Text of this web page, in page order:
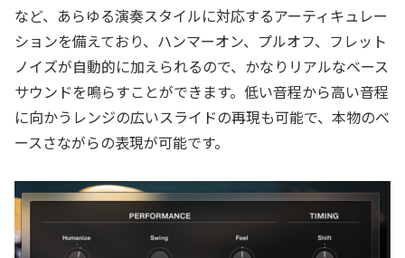
など、あらゆる演奏スタイルに対応するアーティキュレー
ションを備えており、ハンマーオン、プルオフ、フレット
ノイズが自動的に加えられるので、かなりリアルなベース
サウンドを鳴らすことができます。低い音程から高い音程
に向かうレンジの広いスライドの再現も可能で、本物のベ
ースさながらの表現が可能です。